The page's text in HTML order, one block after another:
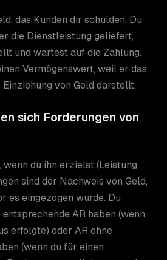
das Kunden dir schulden. Du
die Dienstleistung geliefert,
und wartest auf die Zahlung.
Vermögenswert, weil er das
von Geld darstellt.
sich Forderungen von
du ihn erzielst (Leistung
sind der Nachweis von Geld,
es eingezogen wurde. Du
AR haben (wenn
erfolgte) oder AR ohne
(wenn du für einen